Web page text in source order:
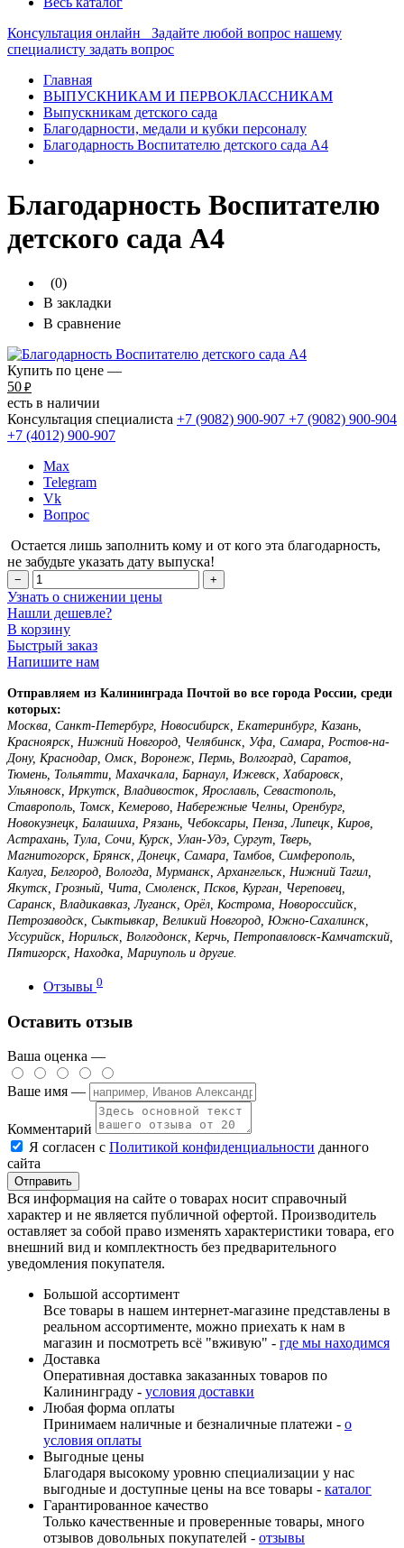
Консультация онлайн
Задайте любой вопрос нашему
специалисту задать вопрос
Главная
ВЫПУСКНИКАМ И ПЕРВОКЛАССНИКАМ
Выпускникам детского сада
Благодарности, медали и кубки персоналу
Благодарность Воспитателю детского сада А4
Благодарность Воспитателю
детского сада А4
(0)
В закладки
В сравнение
Купить по цене —
50 ₽
есть в наличии
Консультация специалиста +7 (9082) 900-907 +7 (9082) 900-904
+7 (4012) 900-907
Max
Telegram
Vk
Вопрос
Остается лишь заполнить кому и от кого эта благодарность,
не забудьте указать дату выпуска!
− +
Узнать о снижении цены
Нашли дешевле?
В корзину
Быстрый заказ
Напишите нам
Отправляем из Калининграда Почтой во все города России, среди
которых:
Москва, Санкт-Петербург, Новосибирск, Екатеринбург, Казань,
Красноярск, Нижний Новгород, Челябинск, Уфа, Самара, Ростов-на-
Дону, Краснодар, Омск, Воронеж, Пермь, Волгоград, Саратов,
Тюмень, Тольятти, Махачкала, Барнаул, Ижевск, Хабаровск,
Ульяновск, Иркутск, Владивосток, Ярославль, Севастополь,
Ставрополь, Томск, Кемерово, Набережные Челны, Оренбург,
Новокузнецк, Балашиха, Рязань, Чебоксары, Пенза, Липецк, Киров,
Астрахань, Тула, Сочи, Курск, Улан-Удэ, Сургут, Тверь,
Магнитогорск, Брянск, Донецк, Самара, Тамбов, Симферополь,
Калуга, Белгород, Вологда, Мурманск, Архангельск, Нижний Тагил,
Якутск, Грозный, Чита, Смоленск, Псков, Курган, Череповец,
Саранск, Владикавказ, Луганск, Орёл, Кострома, Новороссийск,
Петрозаводск, Сыктывкар, Великий Новгород, Южно-Сахалинск,
Уссурийск, Норильск, Волгодонск, Керчь, Петропавловск-Камчатский,
Пятигорск, Находка, Мариуполь и другие.
Отзывы 0
Оставить отзыв
Ваша оценка —
Ваше имя —
Комментарий
Я согласен с Политикой конфиденциальности данного
сайта
Вся информация на сайте о товарах носит справочный
характер и не является публичной офертой. Производитель
оставляет за собой право изменять характеристики товара, его
внешний вид и комплектность без предварительного
уведомления покупателя.
Большой ассортимент
Все товары в нашем интернет-магазине представлены в
реальном ассортименте, можно приехать к нам в
магазин и посмотреть всё "вживую" - где мы находимся
Доставка
Оперативная доставка заказанных товаров по
Калининграду - условия доставки
Любая форма оплаты
Принимаем наличные и безналичные платежи - о
условия оплаты
Выгодные цены
Благодаря высокому уровню специализации у нас
выгодные и доступные цены на все товары - каталог
Гарантированное качество
Только качественные и проверенные товары, много
отзывов довольных покупателей - отзывы